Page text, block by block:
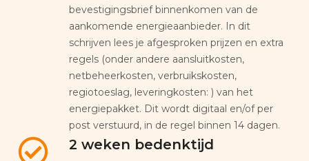
bevestigingsbrief binnenkomen van de
aankomende energieaanbieder. In dit
schrijven lees je afgesproken prijzen en extra
regels (onder andere aansluitkosten,
netbeheerkosten, verbruikskosten,
regiotoeslag, leveringkosten: ) van het
energiepakket. Dit wordt digitaal en/of per
post verstuurd, in de regel binnen 14 dagen.
2 weken bedenktijd